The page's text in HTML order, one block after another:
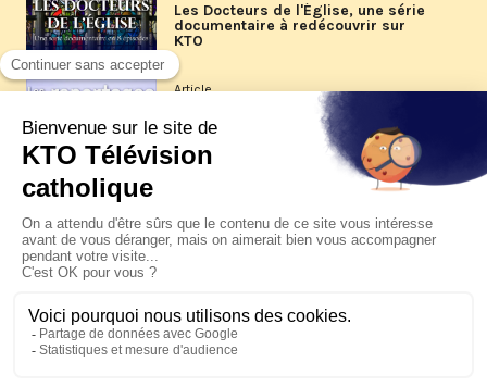
Les Docteurs de l'Église, une série
documentaire à redécouvrir sur
KTO
Article
Les reportages d'été 2026 de KTO
La visite pastorale du pape Léon
XIV à Assise à suivre sur KTO le
jeudi 6 août
Le pape en Uruguay, Argentine et
Pérou du 6 au 17 novembre 2026